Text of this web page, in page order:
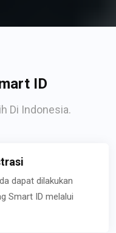
ID
Di Indonesia.
dapat dilakukan
Smart ID melalui